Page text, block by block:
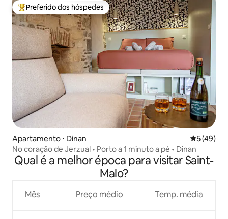
Entre os melhores preferidos dos hóspedes
Preferido dos hóspedes
Apartamento ⋅ Dinan 5 de uma
5 (49)
No coração de Jerzual • Porto a 1 minuto a pé • Dinan
Qual é a melhor época para visitar Saint-
Malo?
Mês Preço médio Temp. média